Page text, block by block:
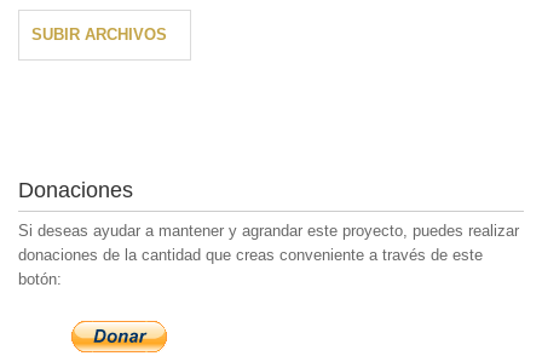
SUBIR ARCHIVOS
Donaciones
Si deseas ayudar a mantener y agrandar este proyecto, puedes realizar
donaciones de la cantidad que creas conveniente a través de este
botón: